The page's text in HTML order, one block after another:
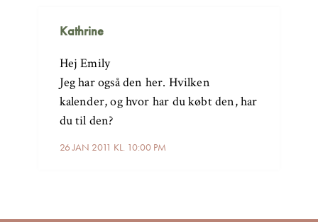
Kathrine
26 JAN 2011 KL. 10:00 PM
Hej Emily
Jeg har også den her. Hvilken
kalender, og hvor har du købt den, har
du til den?